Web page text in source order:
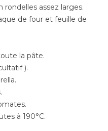
assez larges.
de four et feuille de
la pâte.
).
à 190°C.